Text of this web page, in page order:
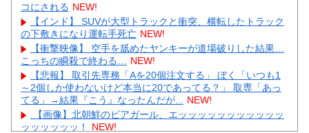
コにされる NEW!
【インド】 SUVが大型トラックと衝突、横転したトラック
の下敷きになり運転手死亡 NEW!
【衝撃映像】 空手を舐めたヤンキーが道場破りした結果…
こっちの瞬殺で終わる…
NEW!
【悲報】 取引先専務「Aを20個注文する」 ぼく「いつも1
～2個しか使わないけど本当に20であってる？」 取専「あっ
てる」→結果『こう』なったんだが...
NEW!
【画像】北朝鮮のビアガール、エッッッッッッッッッッッ
ッッッッッッ！
NEW!